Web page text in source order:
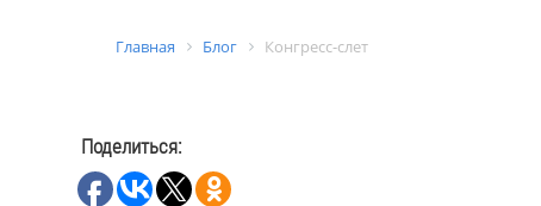
Главная Блог Конгресс-слет
Поделиться: